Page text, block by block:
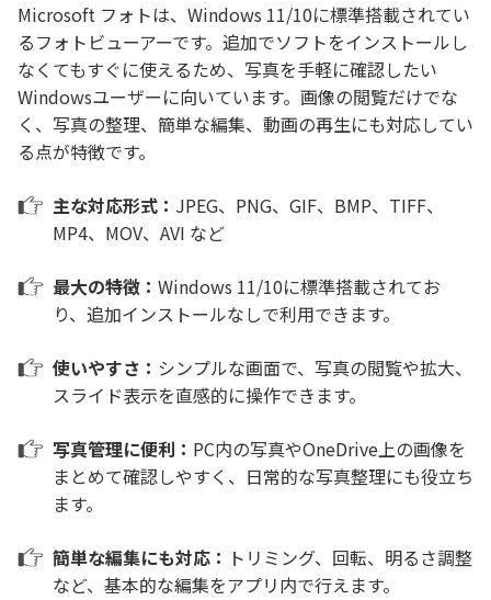
Microsoft フォトは、Windows 11/10に標準搭載されてい
るフォトビューアーです。追加でソフトをインストールし
なくてもすぐに使えるため、写真を手軽に確認したい
Windowsユーザーに向いています。画像の閲覧だけでな
く、写真の整理、簡単な編集、動画の再生にも対応してい
る点が特徴です。
主な対応形式： JPEG、PNG、GIF、BMP、TIFF、
MP4、MOV、AVI など
最大の特徴： Windows 11/10に標準搭載されてお
り、追加インストールなしで利用できます。
使いやすさ： シンプルな画面で、写真の閲覧や拡大、
スライド表示を直感的に操作できます。
写真管理に便利： PC内の写真やOneDrive上の画像を
まとめて確認しやすく、日常的な写真整理にも役立ち
ます。
簡単な編集にも対応： トリミング、回転、明るさ調整
など、基本的な編集をアプリ内で行えます。